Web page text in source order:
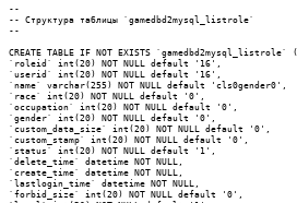
--
-- Структура таблицы `gamedbd2mysql_listrole`
--
CREATE TABLE IF NOT EXISTS `gamedbd2mysql_listrole` (
`roleid` int(20) NOT NULL default '16',
`userid` int(20) NOT NULL default '16',
`name` varchar(255) NOT NULL default 'cls0gender0',
`race` int(20) NOT NULL default '0',
`occupation` int(20) NOT NULL default '0',
`gender` int(20) NOT NULL default '0',
`custom_data_size` int(20) NOT NULL default '0',
`custom_stamp` int(20) NOT NULL default '0',
`status` int(20) NOT NULL default '1',
`delete_time` datetime NOT NULL,
`create_time` datetime NOT NULL,
`lastlogin_time` datetime NOT NULL,
`forbid_size` int(20) NOT NULL default '0',